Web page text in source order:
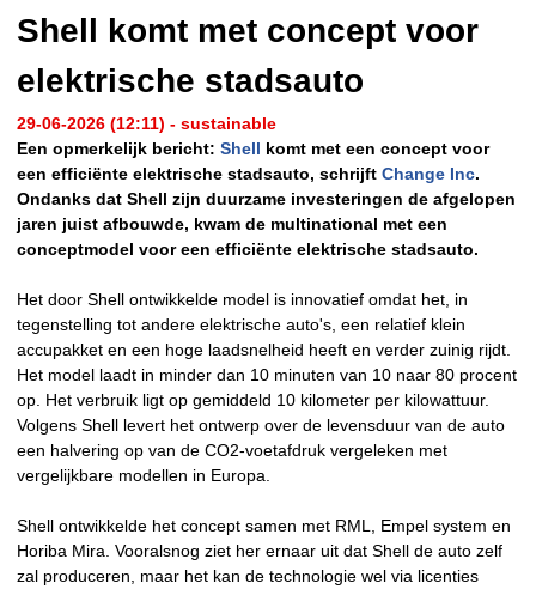
Shell komt met concept voor
elektrische stadsauto
29-06-2026 (12:11) - sustainable
Een opmerkelijk bericht: Shell komt met een concept voor
een efficiënte elektrische stadsauto, schrijft Change Inc.
Ondanks dat Shell zijn duurzame investeringen de afgelopen
jaren juist afbouwde, kwam de multinational met een
conceptmodel voor een efficiënte elektrische stadsauto.
Het door Shell ontwikkelde model is innovatief omdat het, in
tegenstelling tot andere elektrische auto's, een relatief klein
accupakket en een hoge laadsnelheid heeft en verder zuinig rijdt.
Het model laadt in minder dan 10 minuten van 10 naar 80 procent
op. Het verbruik ligt op gemiddeld 10 kilometer per kilowattuur.
Volgens Shell levert het ontwerp over de levensduur van de auto
een halvering op van de CO2-voetafdruk vergeleken met
vergelijkbare modellen in Europa.
Shell ontwikkelde het concept samen met RML, Empel system en
Horiba Mira. Vooralsnog ziet her ernaar uit dat Shell de auto zelf
zal produceren, maar het kan de technologie wel via licenties